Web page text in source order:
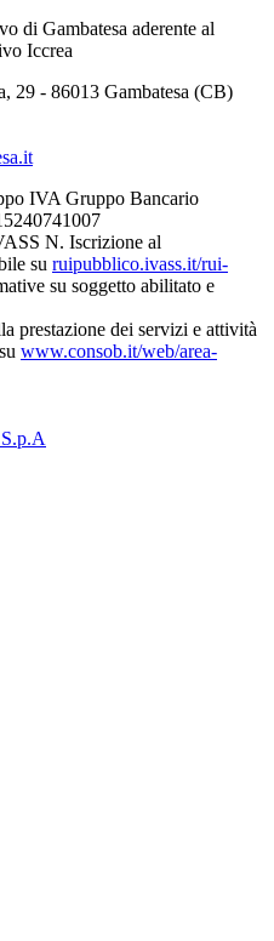
di Gambatesa aderente al
Iccrea
29 - 86013 Gambatesa (CB)
IVA Gruppo Bancario
N. Iscrizione al
su ruipubblico.ivass.it/rui-
su soggetto abilitato e
prestazione dei servizi e attività
www.consob.it/web/area-